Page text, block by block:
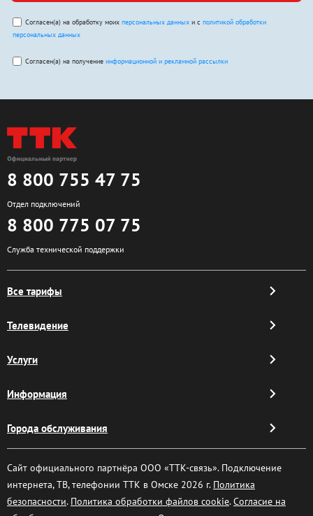
Согласен(а) на обработку моих персональных данных и с политикой обработки
персональных данных
Согласен(а) на получение информационной и рекламной рассылки
8 800 755 47 75
Отдел подключений
8 800 775 07 75
Служба технической поддержки
Все тарифы
Телевидение
Услуги
Информация
Города обслуживания
Сайт официального партнёра ООО «ТТК-связь». Подключение
интернета, ТВ, телефонии ТТК в Омске 2026 г. Политика
безопасности. Политика обработки файлов cookie.Согласие на